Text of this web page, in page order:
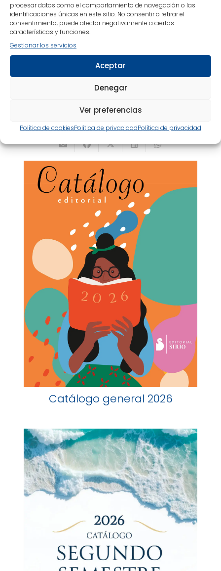
procesar datos como el comportamiento de navegación o las
identificaciones únicas en este sitio. No consentir o retirar el
consentimiento, puede afectar negativamente a ciertas
características y funciones.
Gestionar los servicios
Aceptar
Denegar
Ver preferencias
Política de cookiesPolítica de privacidadPolítica de privacidad
Catálogo Editorial
Sirio 2026
¡PULSA EN LA IMAGEN PARA INICIAR LA DESCARGA!
Catálogo general 2026